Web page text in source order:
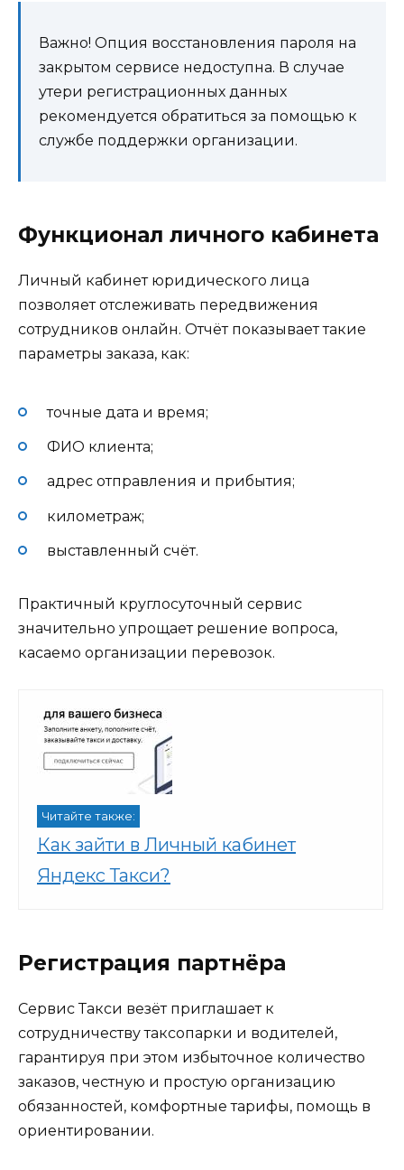
Важно! Опция восстановления пароля на
закрытом сервисе недоступна. В случае
утери регистрационных данных
рекомендуется обратиться за помощью к
службе поддержки организации.
Функционал личного кабинета
Личный кабинет юридического лица
позволяет отслеживать передвижения
сотрудников онлайн. Отчёт показывает такие
параметры заказа, как:
точные дата и время;
ФИО клиента;
адрес отправления и прибытия;
километраж;
выставленный счёт.
Практичный круглосуточный сервис
значительно упрощает решение вопроса,
касаемо организации перевозок.
Читайте также:
Как зайти в Личный кабинет
Яндекс Такси?
Регистрация партнёра
Сервис Такси везёт приглашает к
сотрудничеству таксопарки и водителей,
гарантируя при этом избыточное количество
заказов, честную и простую организацию
обязанностей, комфортные тарифы, помощь в
ориентировании.